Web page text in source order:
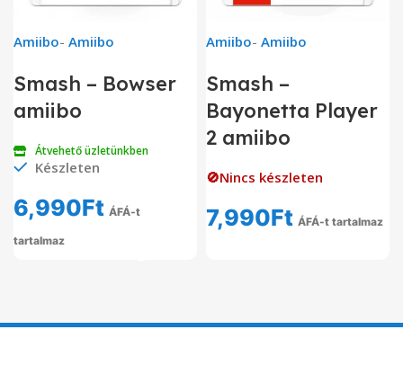
Amiibo- Amiibo
Smash – Bowser
amiibo
Átvehető üzletünkben
Készleten
6,990Ft ÁFÁ-t
tartalmaz
Amiibo- Amiibo
Smash –
Bayonetta Player
2 amiibo
🚫Nincs készleten
7,990Ft ÁFÁ-t tartalmaz